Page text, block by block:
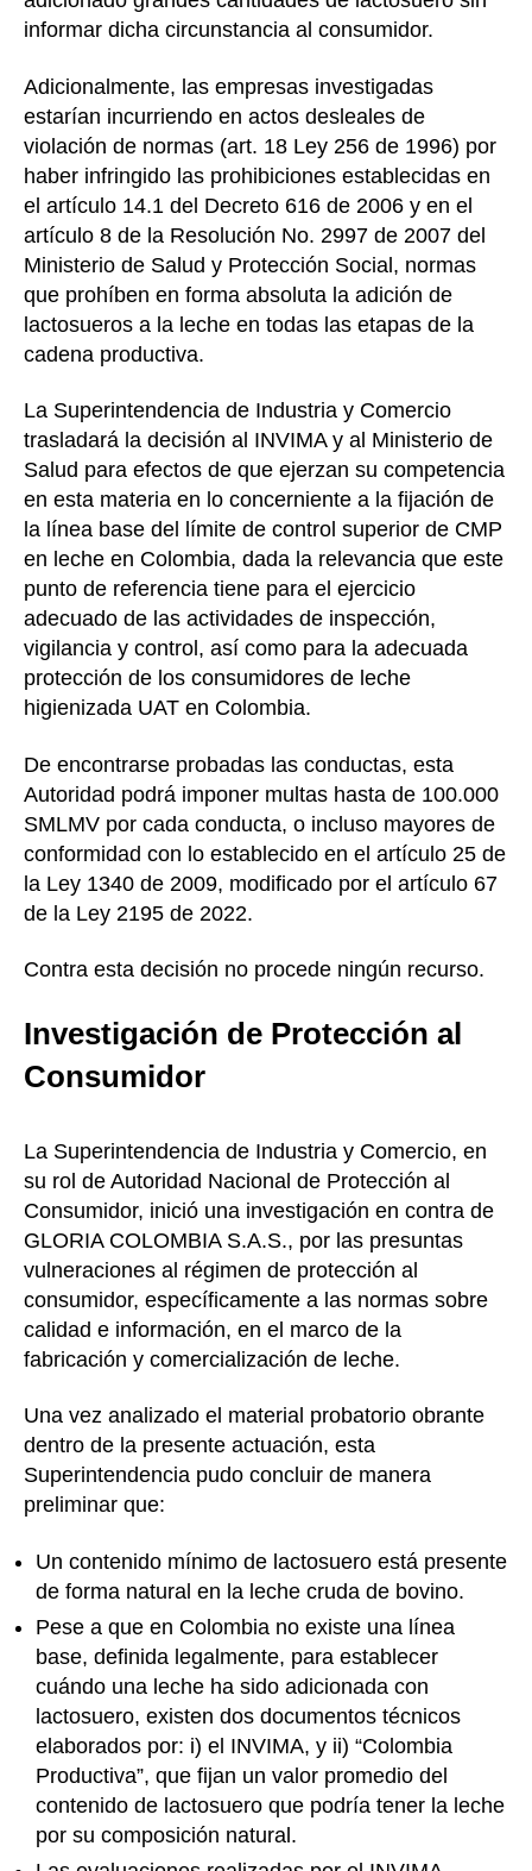
informar dicha circunstancia al consumidor.
Adicionalmente, las empresas investigadas
estarían incurriendo en actos desleales de
violación de normas (art. 18 Ley 256 de 1996) por
haber infringido las prohibiciones establecidas en
el artículo 14.1 del Decreto 616 de 2006 y en el
artículo 8 de la Resolución No. 2997 de 2007 del
Ministerio de Salud y Protección Social, normas
que prohíben en forma absoluta la adición de
lactosueros a la leche en todas las etapas de la
cadena productiva.
La Superintendencia de Industria y Comercio
trasladará la decisión al INVIMA y al Ministerio de
Salud para efectos de que ejerzan su competencia
en esta materia en lo concerniente a la fijación de
la línea base del límite de control superior de CMP
en leche en Colombia, dada la relevancia que este
punto de referencia tiene para el ejercicio
adecuado de las actividades de inspección,
vigilancia y control, así como para la adecuada
protección de los consumidores de leche
higienizada UAT en Colombia.
De encontrarse probadas las conductas, esta
Autoridad podrá imponer multas hasta de 100.000
SMLMV por cada conducta, o incluso mayores de
conformidad con lo establecido en el artículo 25 de
la Ley 1340 de 2009, modificado por el artículo 67
de la Ley 2195 de 2022.
Contra esta decisión no procede ningún recurso.
Investigación de Protección al
Consumidor
La Superintendencia de Industria y Comercio, en
su rol de Autoridad Nacional de Protección al
Consumidor, inició una investigación en contra de
GLORIA COLOMBIA S.A.S., por las presuntas
vulneraciones al régimen de protección al
consumidor, específicamente a las normas sobre
calidad e información, en el marco de la
fabricación y comercialización de leche.
Una vez analizado el material probatorio obrante
dentro de la presente actuación, esta
Superintendencia pudo concluir de manera
preliminar que:
Un contenido mínimo de lactosuero está presente
de forma natural en la leche cruda de bovino.
Pese a que en Colombia no existe una línea
base, definida legalmente, para establecer
cuándo una leche ha sido adicionada con
lactosuero, existen dos documentos técnicos
elaborados por: i) el INVIMA, y ii) “Colombia
Productiva”, que fijan un valor promedio del
contenido de lactosuero que podría tener la leche
por su composición natural.